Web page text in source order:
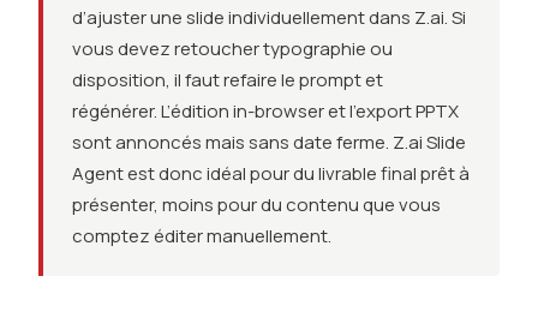
d’ajuster une slide individuellement dans Z.ai. Si
vous devez retoucher typographie ou
disposition, il faut refaire le prompt et
régénérer. L’édition in-browser et l’export PPTX
sont annoncés mais sans date ferme. Z.ai Slide
Agent est donc idéal pour du livrable final prêt à
présenter, moins pour du contenu que vous
comptez éditer manuellement.